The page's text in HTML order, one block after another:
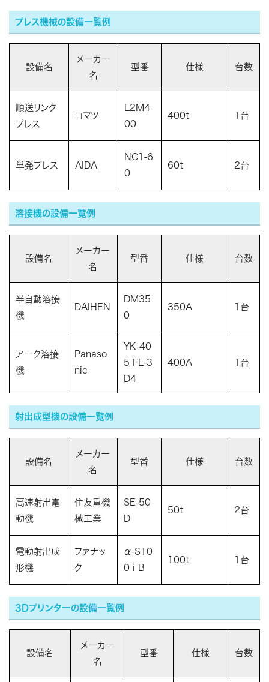
プレス機械の設備一覧例
設備名
メーカー
名
型番 仕様 台数
順送リンク
プレス
コマツ
L2M4
00
400t 1台
単発プレス AIDA
NC1-6
0
60t 2台
溶接機の設備一覧例
設備名
メーカー
名
型番 仕様 台数
半自動溶接
機
DAIHEN
DM35
0
350A 1台
アーク溶接
機
Panaso
nic
YK-40
5 FL-3
D4
400A 1台
射出成型機の設備一覧例
設備名
メーカー
名
型番 仕様 台数
高速射出電
動機
住友重機
械工業
SE-50
D
50t 2台
電動射出成
形機
ファナッ
ク
α-S10
0 i B
100t 1台
3Dプリンターの設備一覧例
設備名
メーカー
名
型番 仕様 台数